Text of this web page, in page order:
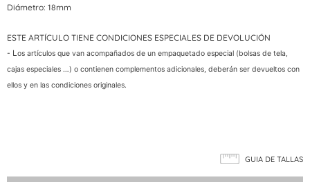
Diámetro: 18mm
ESTE ARTÍCULO TIENE CONDICIONES ESPECIALES DE DEVOLUCIÓN
- Los artículos que van acompañados de un empaquetado especial (bolsas de tela,
cajas especiales …) o contienen complementos adicionales, deberán ser devueltos con
ellos y en las condiciones originales.
GUIA DE TALLAS